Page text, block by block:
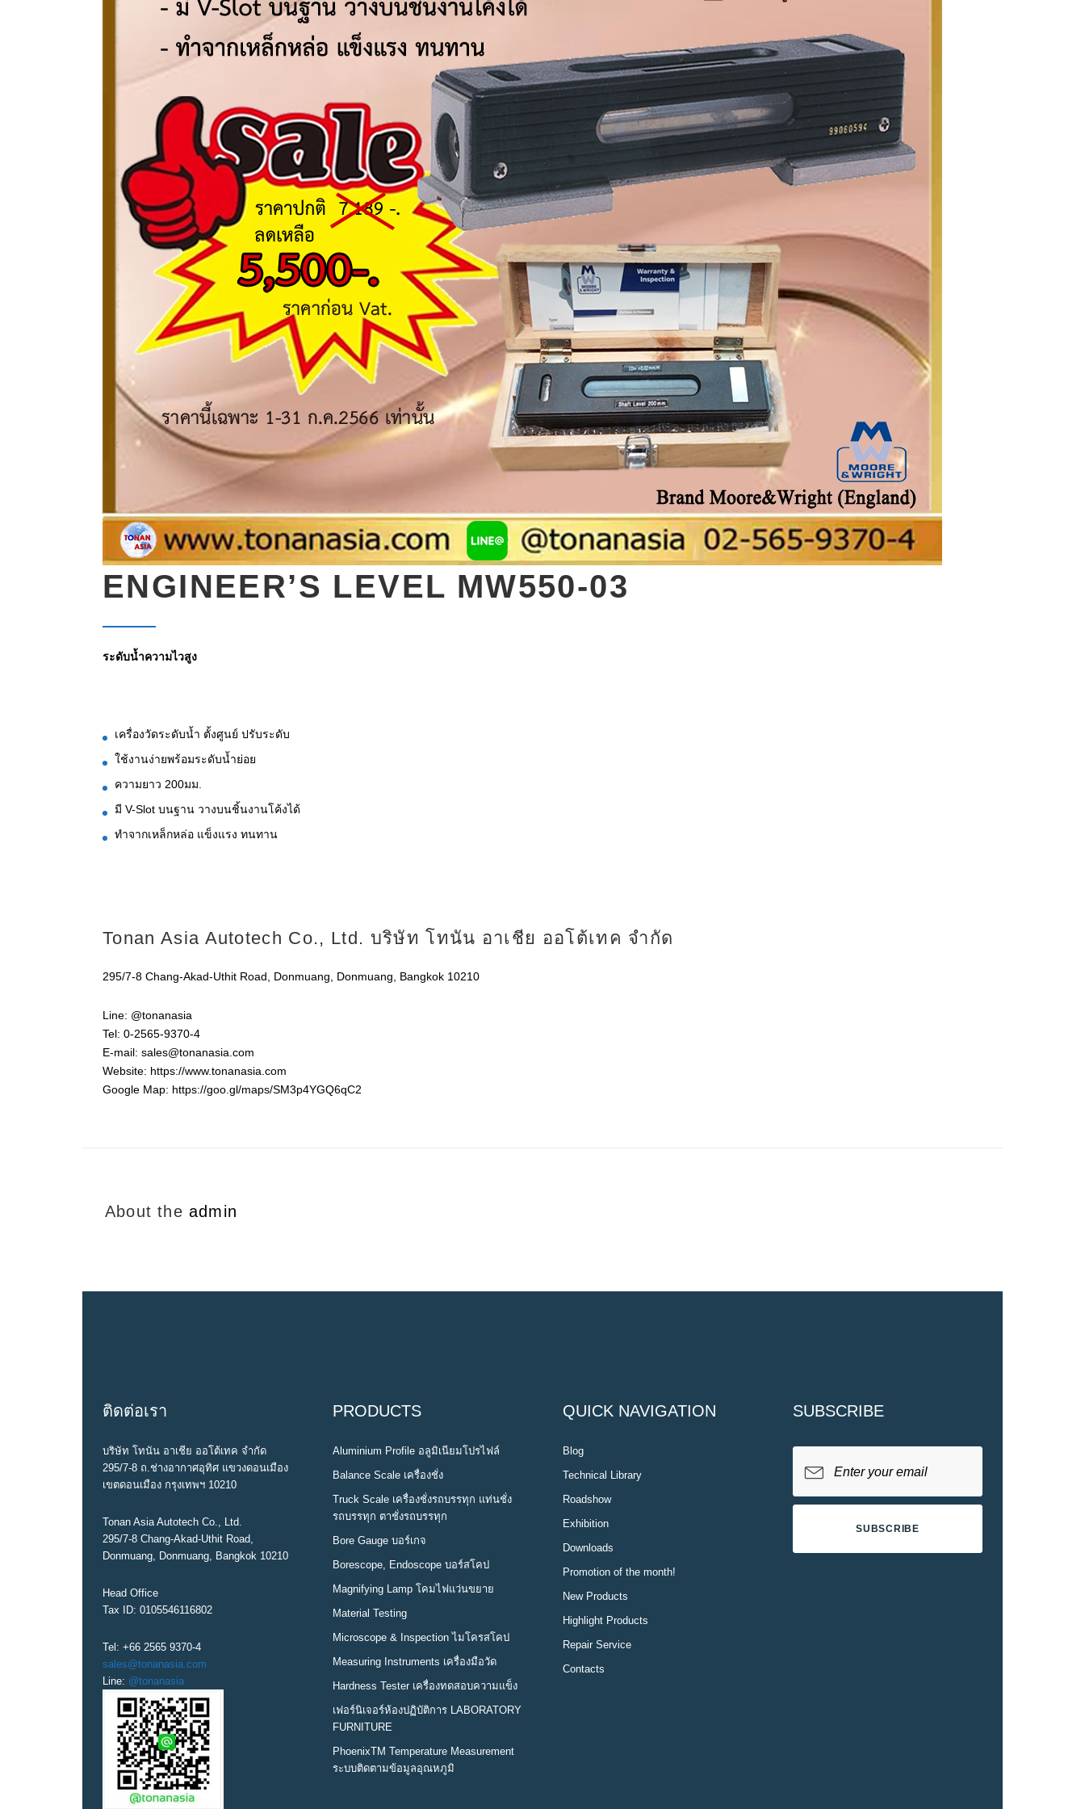
ENGINEER’S LEVEL MW550-03
ระดับน้ำความไวสูง
เครื่องวัดระดับน้ำ ตั้งศูนย์ ปรับระดับ
ใช้งานง่ายพร้อมระดับน้ำย่อย
ความยาว 200มม.
มี V-Slot บนฐาน วางบนชิ้นงานโค้งได้
ทำจากเหล็กหล่อ แข็งแรง ทนทาน
Tonan Asia Autotech Co., Ltd. บริษัท โทนัน อาเชีย ออโต้เทค จำกัด
295/7-8 Chang-Akad-Uthit Road, Donmuang, Donmuang, Bangkok 10210
Line: @tonanasia
Tel: 0-2565-9370-4
E-mail: sales@tonanasia.com
Website: https://www.tonanasia.com
Google Map: https://goo.gl/maps/SM3p4YGQ6qC2
About the admin
ติดต่อเรา
บริษัท โทนัน อาเชีย ออโต้เทค จำกัด
295/7-8 ถ.ช่างอากาศอุทิศ แขวงดอนเมือง
เขตดอนเมือง กรุงเทพฯ 10210
Tonan Asia Autotech Co., Ltd.
295/7-8 Chang-Akad-Uthit Road,
Donmuang, Donmuang, Bangkok 10210
Head Office
Tax ID: 0105546116802
Tel: +66 2565 9370-4
sales@tonanasia.com
Line: @tonanasia
PRODUCTS
Aluminium Profile อลูมิเนียมโปรไฟล์
Balance Scale เครื่องชั่ง
Truck Scale เครื่องชั่งรถบรรทุก แท่นชั่ง
รถบรรทุก ตาชั่งรถบรรทุก
Bore Gauge บอร์เกจ
Borescope, Endoscope บอร์สโคป
Magnifying Lamp โคมไฟแว่นขยาย
Material Testing
Microscope & Inspection ไมโครสโคป
Measuring Instruments เครื่องมือวัด
Hardness Tester เครื่องทดสอบความแข็ง
เฟอร์นิเจอร์ห้องปฏิบัติการ LABORATORY
FURNITURE
PhoenixTM Temperature Measurement
ระบบติดตามข้อมูลอุณหภูมิ
QUICK NAVIGATION
Blog
Technical Library
Roadshow
Exhibition
Downloads
Promotion of the month!
New Products
Highlight Products
Repair Service
Contacts
SUBSCRIBE
SUBSCRIBE